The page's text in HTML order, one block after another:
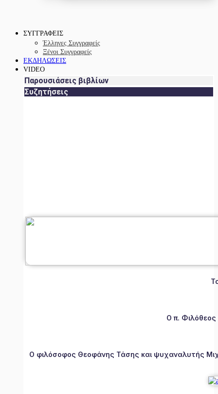
ΣΥΓΓΡΑΦΕΙΣ
Έλληνες Συγγραφείς
Ξένοι Συγγραφείς
ΕΚΔΗΛΩΣΕΙΣ
VIDEO
Παρουσιάσεις βιβλίων
Συζητήσεις
Ο π.
Ο φιλόσοφος Θεοφάνης Τάσης και ψυχαναλυτής